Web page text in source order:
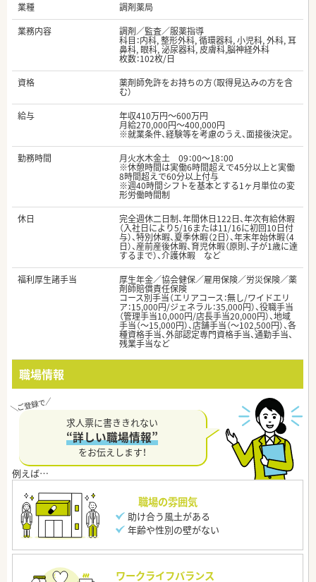
業種
調剤薬局
業務内容
調剤／監査／服薬指導
科目：内科, 整形外科, 循環器科, 小児科, 外科, 耳
鼻科, 眼科, 泌尿器科, 皮膚科,脳神経外科
枚数：102枚/日
資格
薬剤師免許をお持ちの方（取得見込みの方を含
む）
給与
年収410万円～600万円
月給270,000円～400,000円
※就業条件、経験等を考慮のうえ、面接後決定。
勤務時間
月火水木金土 09：00～18：00
※休憩時間は実働6時間超えで45分以上と実働
8時間超えで60分以上付与
※週40時間シフトを基本とする1ヶ月単位の変
形労働時間制
休日
完全週休二日制、年間休日122日、年次有給休暇
（入社日により5/16または11/16に初回10日付
与）、特別休暇、夏季休暇（2日）、年末年始休暇（4
日）、産前産後休暇、育児休暇（原則、子が1歳に達
するまで）、介護休暇 など
福利厚生諸手当
厚生年金／協会健保／雇用保険／労災保険／薬
剤師賠償責任保険
コース別手当（エリアコース：無し/ワイドエリ
ア：15,000円/ジェネラル：35,000円）、役職手当
（管理手当10,000円/店長手当20,000円）、地域
手当（～15,000円）、店舗手当（～102,500円）、各
種資格手当、外部認定専門資格手当、通勤手当、
残業手当など
職場情報
求人票に書ききれない
“詳しい職場情報”
をお伝えします！
職場の雰囲気
助け合う風土がある
年齢や性別の壁がない
ワークライフバランス